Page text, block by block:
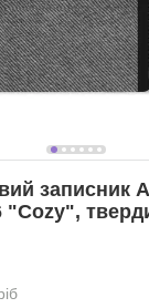
записник
"Cozy",